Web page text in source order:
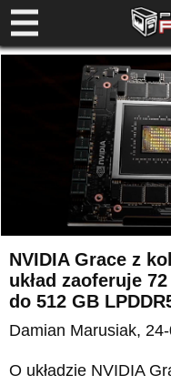
NVIDIA Grace z
układ zaoferuje
do 512 GB
Damian Marusiak,
O układzie NVIDIA